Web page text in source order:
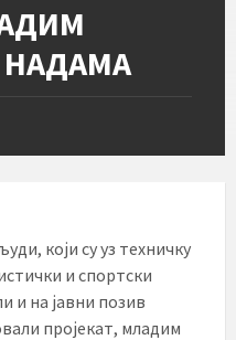
који су уз техничку
и спортски
и на јавни позив
пројекат, младим